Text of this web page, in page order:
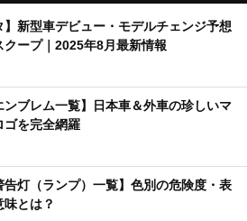
】新型車デビュー・モデルチェンジ予想
クープ｜2025年8月最新情報
ンブレム一覧】日本車＆外車の珍しいマ
ゴを完全網羅
告灯（ランプ）一覧】色別の危険度・表
とは？